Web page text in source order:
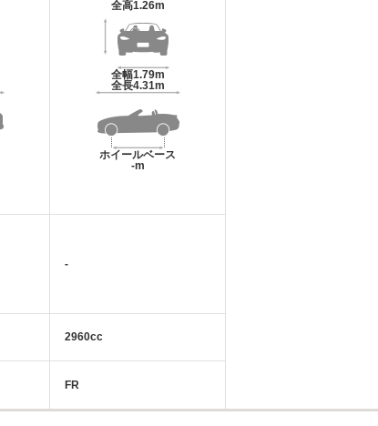
全高1.26m
全幅1.79m
全長4.31m
ホイールベース
-m
-
2960cc
FR